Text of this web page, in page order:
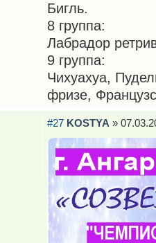
Бигль.
8 группа:
Лабрадор
9 группа:
Чихуахуа,
фризе,
#27 KOSTYA »